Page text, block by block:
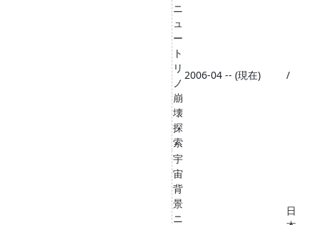
ニ
ュ
ー
ト
リ
ノ
崩
壊
探
索
2006-04 -- (現在) /
宇
宙
背
景
ニ
日